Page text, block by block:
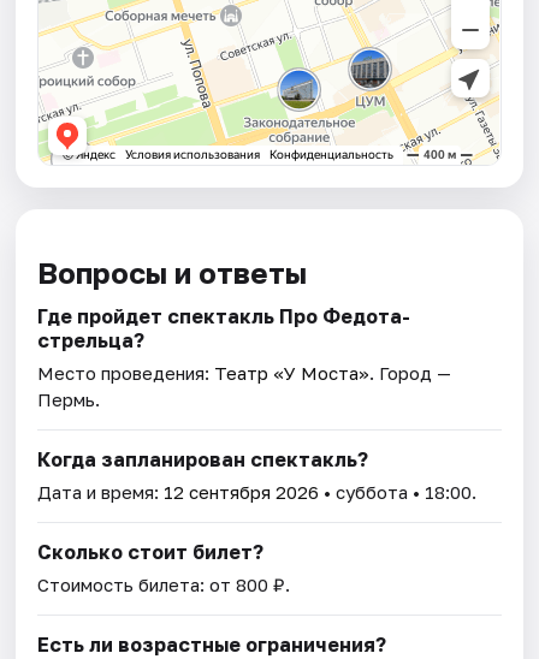
Вопросы и ответы
Где пройдет спектакль Про Федота-
стрельца?
Место проведения: Театр «У Моста». Город —
Пермь.
Когда запланирован спектакль?
Дата и время: 12 сентября 2026 • суббота • 18:00.
Сколько стоит билет?
Стоимость билета: от 800 ₽.
Есть ли возрастные ограничения?